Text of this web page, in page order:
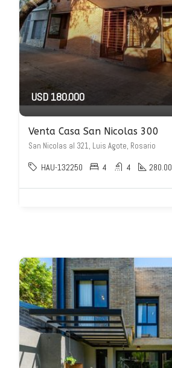
USD 180.000
Venta Casa San Nicolas 300
San Nicolas al 321, Luis Agote, Rosario
HAU-132250 4 4 280.00